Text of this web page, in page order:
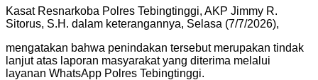
Kasat Resnarkoba Polres Tebingtinggi, AKP Jimmy R.
Sitorus, S.H. dalam keterangannya, Selasa (7/7/2026),
mengatakan bahwa penindakan tersebut merupakan tindak
lanjut atas laporan masyarakat yang diterima melalui
layanan WhatsApp Polres Tebingtinggi.